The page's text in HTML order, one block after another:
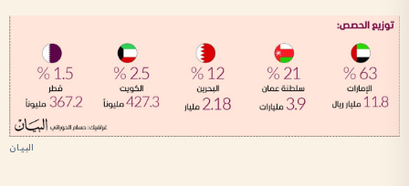
البيان